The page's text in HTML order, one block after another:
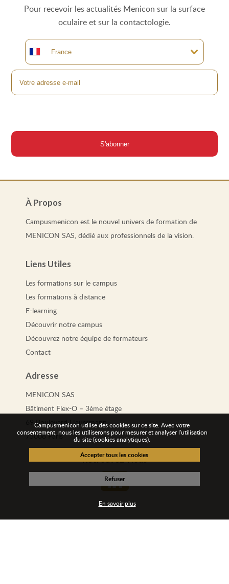
Pour recevoir les actualités Menicon sur la surface
oculaire et sur la contactologie.
À Propos
Campusmenicon est le nouvel univers de formation de
MENICON SAS, dédié aux professionnels de la vision.
Liens Utiles
Les formations sur le campus
Les formations à distance
E-learning
Découvrir notre campus
Découvrez notre équipe de formateurs
Contact
Adresse
MENICON SAS
Bâtiment Flex-O – 3ème étage
69 Boulevard Haussmann
75008 Paris
Retrouvez-Nous
Campusmenicon utilise des cookies sur ce site. Avec votre
consentement, nous les utiliserons pour mesurer et analyser l'utilisation
du site (cookies analytiques).
En savoir plus